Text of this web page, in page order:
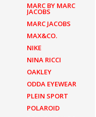
MARC BY MARC
JACOBS
MARC JACOBS
MAX&CO.
NIKE
NINA RICCI
OAKLEY
ODDA EYEWEAR
PLEIN SPORT
POLAROID